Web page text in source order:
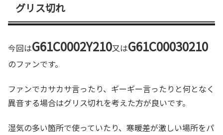
グリス切れ
今回はG61C0002Y210又はG61C00030210
のファンです。
ファンでカサカサ言ったり、ギーギー言ったりと何となく
異音する場合はグリス切れを考えた方が良いです。
湿気の多い箇所で使っていたり、寒暖差が激しい場所をパ